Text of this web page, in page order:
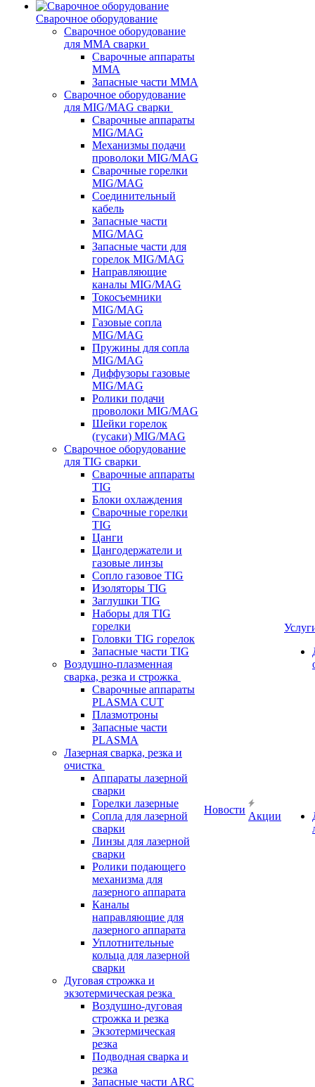
Сварочное оборудование
Сварочное оборудование
для MMA сварки
Сварочные аппараты
MMA
Запасные части MMA
Сварочное оборудование
для MIG/MAG сварки
Сварочные аппараты
MIG/MAG
Механизмы подачи
проволоки MIG/MAG
Сварочные горелки
MIG/MAG
Соединительный
кабель
Запасные части
MIG/MAG
Запасные части для
горелок MIG/MAG
Направляющие
каналы MIG/MAG
Токосъемники
MIG/MAG
Газовые сопла
MIG/MAG
Пружины для сопла
MIG/MAG
Диффузоры газовые
MIG/MAG
Ролики подачи
проволоки MIG/MAG
Шейки горелок
(гусаки) MIG/MAG
Сварочное оборудование
для TIG сварки
Сварочные аппараты
TIG
Блоки охлаждения
Сварочные горелки
TIG
Цанги
Цангодержатели и
газовые линзы
Сопло газовое TIG
Изоляторы TIG
Заглушки TIG
Наборы для TIG
горелки
Головки TIG горелок
Запасные части TIG
Воздушно-плазменная
сварка, резка и строжка
Сварочные аппараты
PLASMA CUT
Плазмотроны
Запасные части
PLASMA
Лазерная сварка, резка и
очистка
Аппараты лазерной
сварки
Горелки лазерные
Сопла для лазерной
сварки
Линзы для лазерной
сварки
Ролики подающего
механизма для
лазерного аппарата
Каналы
направляющие для
лазерного аппарата
Уплотнительные
кольца для лазерной
сварки
Дуговая строжка и
экзотермическая резка
Воздушно-дуговая
строжка и резка
Экзотермическая
резка
Подводная сварка и
резка
Запасные части ARC
Новости
Акции